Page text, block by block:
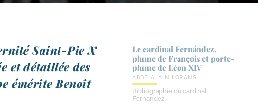
Saint-​Pie X
et détaillée des
émé­rite Benoît
Le cardinal Fernández,
plume de François et porte-​
plume de Léon XIV
ABBÉ ALAIN LORANS
Bibliographie du cardinal
Fernandez